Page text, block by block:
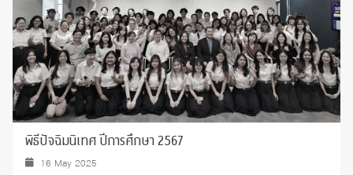
พิธีปัจฉิมนิเทศ ปีการศึกษา 2567
16 May 2025